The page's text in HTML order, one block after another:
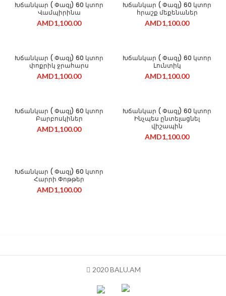
Խճանկար ( Փազլ) 60 կտոր
Վամպիրինա
AMD1,100.00
Խճանկար ( Փազլ) 60 կտոր
հրաշք մեքենաներ
AMD1,100.00
Խճանկար ( Փազլ) 60 կտոր
փոքրիկ ջրահարս
AMD1,100.00
Խճանկար ( Փազլ) 60 կտոր
Լունտիկ
AMD1,100.00
Խճանկար ( Փազլ) 60 կտոր
Բարբոսկիներ
AMD1,100.00
Խճանկար ( Փազլ) 60 կտոր
Ինչպես ընտելացնել
վիշապին
AMD1,100.00
Խճանկար ( Փազլ) 60 կտոր
Հարրի Փոթթեր
AMD1,100.00
2020 BALU.AM